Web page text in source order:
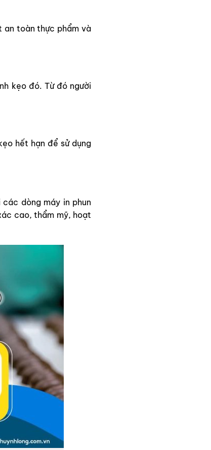
an toàn thực phẩm và
kẹo đó. Từ đó người
hết hạn để sử dụng
dòng máy in phun
cao, thẩm mỹ, hoạt